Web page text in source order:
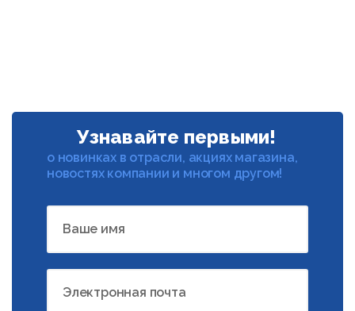
Узнавайте первыми!
о новинках в отрасли, акциях магазина,
новостях компании и многом другом!
Ваше имя
Электронная почта